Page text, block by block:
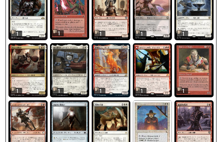
1 1 1 1 1
1 1 1 1 1